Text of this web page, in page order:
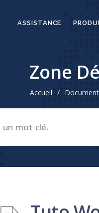
ASSISTANCE
Zone
Accueil /